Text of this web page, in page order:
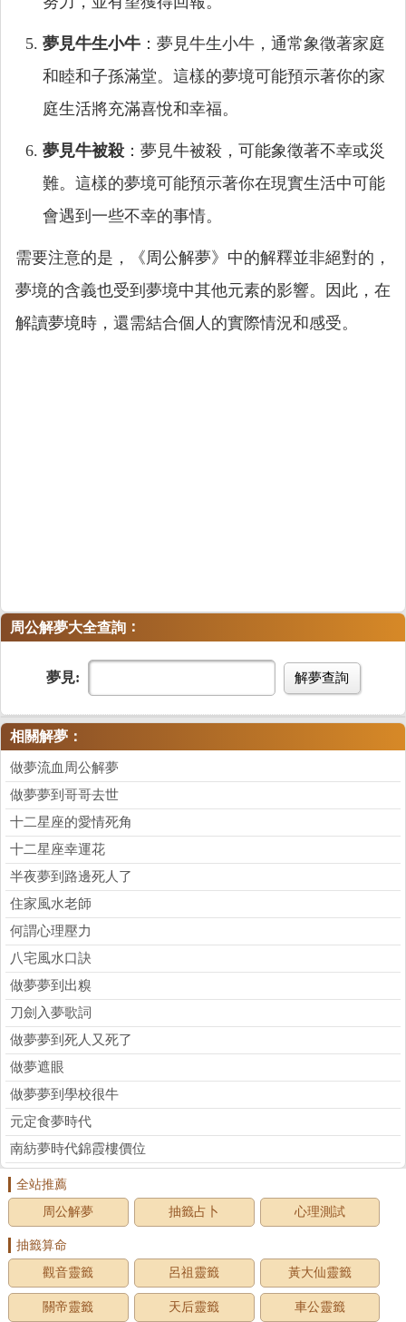
夢見牛生小牛 ：夢見牛生小牛，通常象徵著家庭
和睦和子孫滿堂。這樣的夢境可能預示著你的家
庭生活將充滿喜悅和幸福。
夢見牛被殺 ：夢見牛被殺，可能象徵著不幸或災
難。這樣的夢境可能預示著你在現實生活中可能
會遇到一些不幸的事情。
需要注意的是，《周公解夢》中的解釋並非絕對的，
夢境的含義也受到夢境中其他元素的影響。因此，在
解讀夢境時，還需結合個人的實際情況和感受。
周公解夢大全查詢 ：
夢見: 解夢查詢
相關解夢：
做夢流血周公解夢
做夢夢到哥哥去世
十二星座的愛情死角
十二星座幸運花
半夜夢到路邊死人了
住家風水老師
何謂心理壓力
八宅風水口訣
做夢夢到出糗
刀劍入夢歌詞
做夢夢到死人又死了
做夢遮眼
做夢夢到學校很牛
元定食夢時代
南紡夢時代錦霞樓價位
全站推薦
周公解夢
抽籤占卜 心理測試
抽籤算命
觀音靈籤
呂祖靈籤 黃大仙靈籤
關帝靈籤 天后靈籤 車公靈籤